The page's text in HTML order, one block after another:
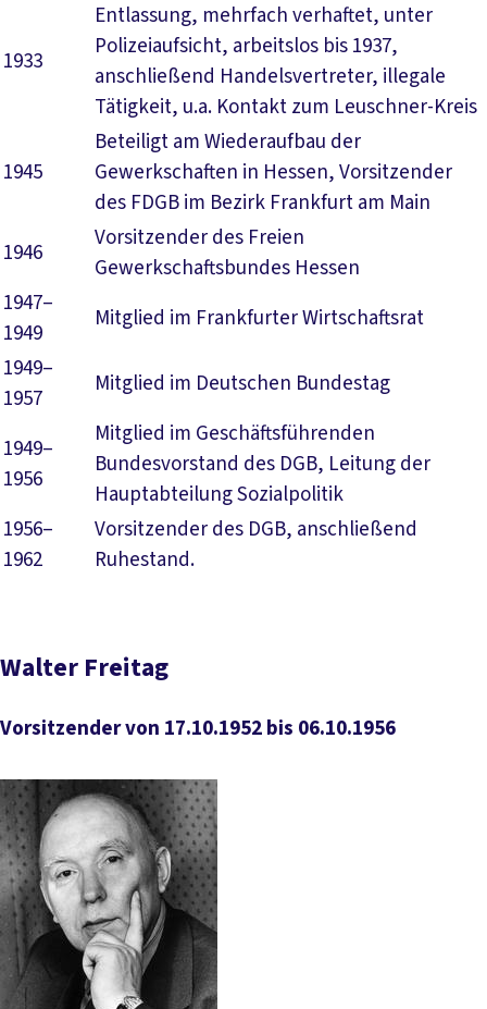
1933
Entlassung, mehrfach verhaftet, unter
Polizeiaufsicht, arbeitslos bis 1937,
anschließend Handelsvertreter, illegale
Tätigkeit, u.a. Kontakt zum Leuschner-Kreis
1945
Beteiligt am Wiederaufbau der
Gewerkschaften in Hessen, Vorsitzender
des FDGB im Bezirk Frankfurt am Main
1946
Vorsitzender des Freien
Gewerkschaftsbundes Hessen
1947–
1949
Mitglied im Frankfurter Wirtschaftsrat
1949–
1957
Mitglied im Deutschen Bundestag
1949–
1956
Mitglied im Geschäftsführenden
Bundesvorstand des DGB, Leitung der
Hauptabteilung Sozialpolitik
1956–
1962
Vorsitzender des DGB, anschließend
Ruhestand.
Walter Freitag
Vorsitzender von 17.10.1952 bis 06.10.1956